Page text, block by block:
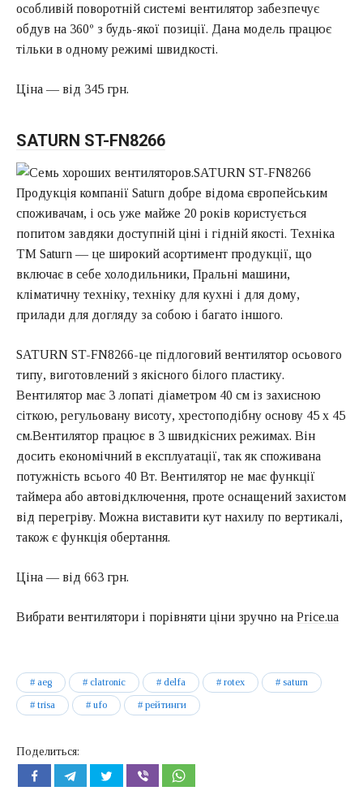
особливій поворотній системі вентилятор забезпечує
обдув на 360º з будь-якої позиції. Дана модель працює
тільки в одному режимі швидкості.
Ціна — від 345 грн.
SATURN ST-FN8266
Продукція компанії Saturn добре відома європейським
споживачам, і ось уже майже 20 років користується
попитом завдяки доступній ціні і гідній якості. Техніка
ТМ Saturn — це широкий асортимент продукції, що
включає в себе холодильники, Пральні машини,
кліматичну техніку, техніку для кухні і для дому,
прилади для догляду за собою і багато іншого.
SATURN ST-FN8266-це підлоговий вентилятор осьового
типу, виготовлений з якісного білого пластику.
Вентилятор має 3 лопаті діаметром 40 см із захисною
сіткою, регульовану висоту, хрестоподібну основу 45 х 45
см.Вентилятор працює в 3 швидкісних режимах. Він
досить економічний в експлуатації, так як споживана
потужність всього 40 Вт. Вентилятор не має функції
таймера або автовідключення, проте оснащений захистом
від перегріву. Можна виставити кут нахилу по вертикалі,
також є функція обертання.
Ціна — від 663 грн.
Вибрати вентилятори і порівняти ціни зручно на Price.ua
aeg clatronic delfa rotex saturn
trisa ufo рейтинги
Поделиться: